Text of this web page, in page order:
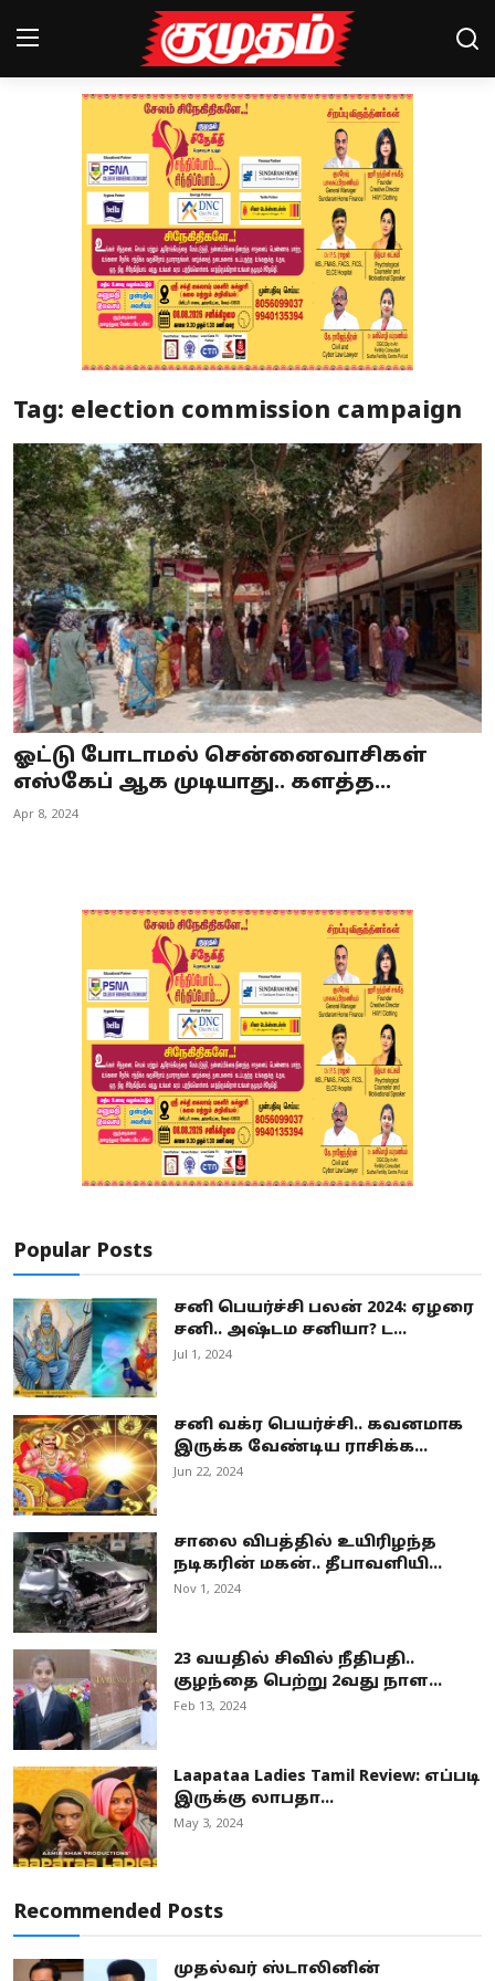
Magazines
Special Story
Business
Crime
Tamilnadu
National
World
Astrology
Spirituality
Tag: election commission campaign
ஓட்டு போடாமல் சென்னைவாசிகள்
எஸ்கேப் ஆக முடியாது.. களத்த...
Apr 8, 2024
Popular Posts
சனி பெயர்ச்சி பலன் 2024: ஏழரை
சனி.. அஷ்டம சனியா? ட...
Jul 1, 2024
சனி வக்ர பெயர்ச்சி.. கவனமாக
இருக்க வேண்டிய ராசிக்க...
Jun 22, 2024
சாலை விபத்தில் உயிரிழந்த
நடிகரின் மகன்.. தீபாவளியி...
Nov 1, 2024
23 வயதில் சிவில் நீதிபதி..
குழந்தை பெற்று 2வது நாள...
Feb 13, 2024
Laapataa Ladies Tamil Review: எப்படி
இருக்கு லாபதா...
May 3, 2024
Recommended Posts
முதல்வர் ஸ்டாலினின்